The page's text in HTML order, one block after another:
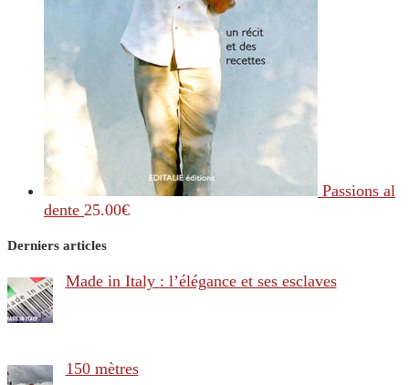
Passions al
dente 25.00€
Derniers articles
Made in Italy : l’élégance et ses esclaves
150 mètres